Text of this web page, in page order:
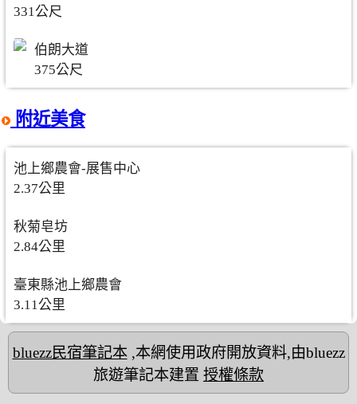
331公尺
伯朗大道
375公尺
附近美食
池上鄉農會-展售中心
2.37公里
秋菊皂坊
2.84公里
臺東縣池上鄉農會
3.11公里
bluezz民宿筆記本,本網使用政府開放資料,由bluezz
旅遊筆記本建置 授權條款